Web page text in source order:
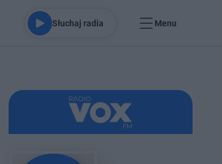
Słuchaj radia Menu